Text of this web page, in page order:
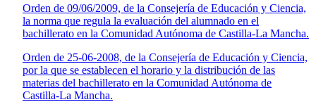
Orden de 09/06/2009, de la Consejería de Educación y Ciencia,
la norma que regula la evaluación del alumnado en el
bachillerato en la Comunidad Autónoma de Castilla-La Mancha.
Orden de 25-06-2008, de la Consejería de Educación y Ciencia,
por la que se establecen el horario y la distribución de las
materias del bachillerato en la Comunidad Autónoma de
Castilla-La Mancha.